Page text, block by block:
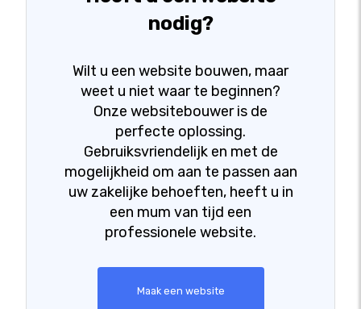
nodig?
Wilt u een website bouwen, maar
weet u niet waar te beginnen?
Onze websitebouwer is de
perfecte oplossing.
Gebruiksvriendelijk en met de
mogelijkheid om aan te passen aan
uw zakelijke behoeften, heeft u in
een mum van tijd een
professionele website.
Maak een website